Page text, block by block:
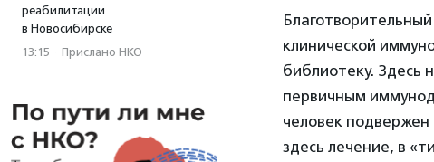
реабилитации
в Новосибирске
13:15 · Прислано НКО
клинической
библиотеку. Здесь
первичным
человек
здесь лечение, в